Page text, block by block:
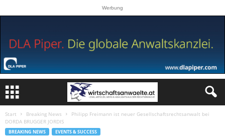
Werbung
Start Breaking News
Philipp Freimann ist neuer Gesellschaftsrechtsanwalt bei
DORDA BRUGGER JORDIS
BREAKING NEWS EVENTS & SUCCESS